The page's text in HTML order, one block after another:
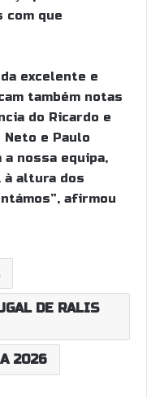
com que
excelente e
também notas
do Ricardo e
e Paulo
a nossa equipa,
à altura dos
afirmou
DE RALIS
2026